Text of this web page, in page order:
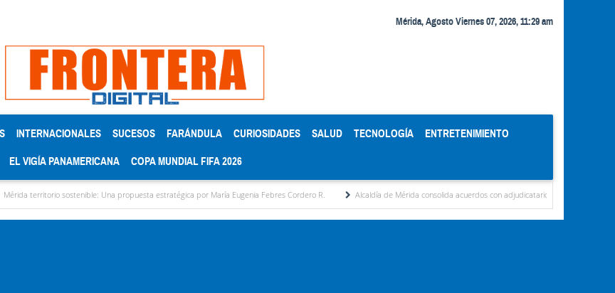
Mérida, Agosto Viernes 07, 2026, 11:29 am
INTERNACIONALES SUCESOS FARÁNDULA CURIOSIDADES SALUD TECNOLOGÍA ENTRETENIMIENTO
EL VIGÍA PANAMERICANA COPA MUNDIAL FIFA 2026
sostenible: Una propuesta estratégica por María Eugenia Febres Cordero R. Alcaldía de Mérida consolida acuerdos con adjudicatarios del Mercado Periférico